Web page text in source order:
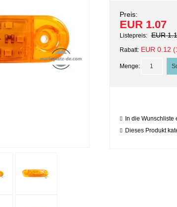
Preis:
EUR 1.07
Listepreis: EUR
Rabatt: EUR 0.12
Menge:
In die Wunschliste
Dieses Produkt